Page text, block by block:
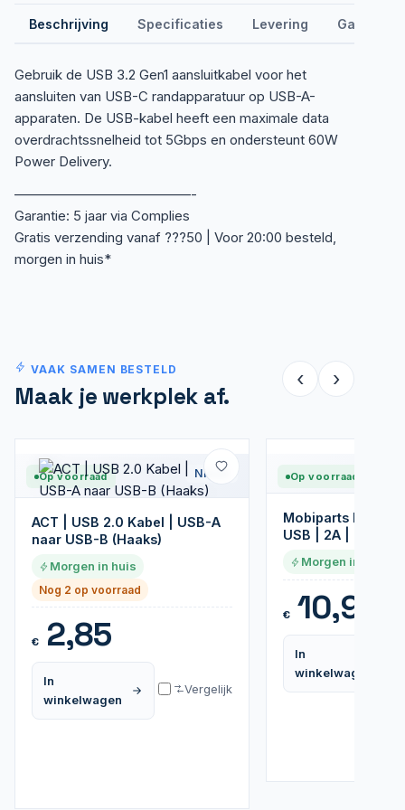
Beschrijving Specificaties Levering Garantie
Gebruik de USB 3.2 Gen1 aansluitkabel voor het
aansluiten van USB-C randapparatuur op USB-A-
apparaten. De USB-kabel heeft een maximale data
overdrachtssnelheid tot 5Gbps en ondersteunt 60W
Power Delivery.
—————————————-
Garantie: 5 jaar via Complies
Gratis verzending vanaf ???50 | Voor 20:00 besteld,
morgen in huis*
VAAK SAMEN BESTELD
Maak je werkplek af.
‹ ›
Op voorraad Nieuw
ACT | USB 2.0 Kabel | USB-A
naar USB-B (Haaks)
Morgen in huis
Nog 2 op voorraad
€2,85
In
winkelwagen
Vergelijk
Op voorraad
Mobiparts Micro
USB | 2A | 2m |
Morgen in huis
€10,95
In
winkelwagen